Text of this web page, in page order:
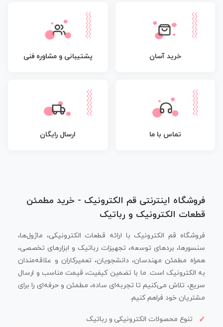
خرید آسان پشتیبانی و مشاوره فنی
تماس با ما ارسال رایگان
فروشگاه اینترنتی قم الکترونیک - خرید مطمئن
قطعات الکترونیک و رباتیک
فروشگاه قم الکترونیک با ارائه قطعات الکترونیکی، ماژول‌ها،
سنسورها، بردهای توسعه، تجهیزات رباتیک و ابزارهای تخصصی،
همراه مطمئن مهندسان، دانشجویان، تعمیرکاران و علاقه‌مندان
به الکترونیک است. ما با تضمین کیفیت، قیمت مناسب و ارسال
سریع، تلاش می‌کنیم تا تجربه‌ای ساده، مطمئن و حرفه‌ای را برای
مشتریان خود فراهم کنیم.
تنوع محصولات الکترونیکی و رباتیک